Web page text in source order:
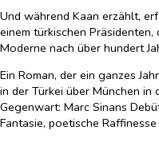
Und während Kaan erzählt,
einem türkischen
Moderne nach über hundert
Ein Roman, der ein ganzes
in der Türkei über München in
Gegenwart: Marc Sinans
Fantasie, poetische